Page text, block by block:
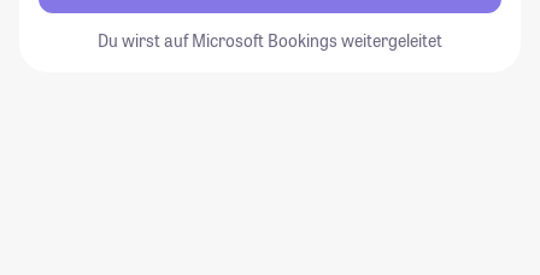
Du wirst auf Microsoft Bookings weitergeleitet